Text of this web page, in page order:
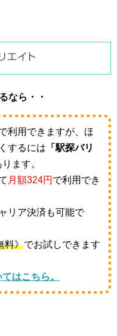
なら・・
利用できますが、ほ
するには 「駅探バリ
ます。
月額324円 で利用でき
リア決済も可能で
料》でお試しできます
はこちら。